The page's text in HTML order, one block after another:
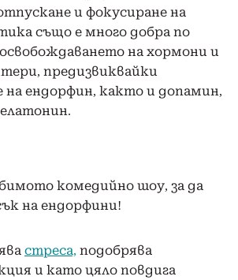
и фокусиране на
също е много добра по
на хормони и
предизвиквайки
на ендорфин, както и допамин,
комедийно шоу, за да
на ендорфини!
стреса, подобрява
и като цяло повдига